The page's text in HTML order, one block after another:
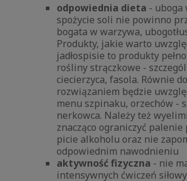
odpowiednia dieta - uboga
spożycie soli nie powinno
bogata w warzywa,
Produkty, jakie warto
jadłospisie to produkty
rośliny strączkowe -
ciecierzyca, fasola. Równie
rozwiązaniem będzie
menu szpinaku, orzechów -
nerkowca. Należy też
znacząco ograniczyć
picie alkoholu oraz nie
odpowiednim nawodnieniu
aktywność fizyczna - nie
intensywnych ćwiczeń